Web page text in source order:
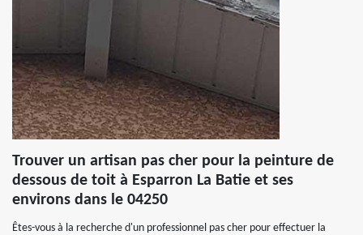
Trouver un artisan pas cher pour la peinture de
dessous de toit à Esparron La Batie et ses
environs dans le 04250
Êtes-vous à la recherche d'un professionnel pas cher pour effectuer la